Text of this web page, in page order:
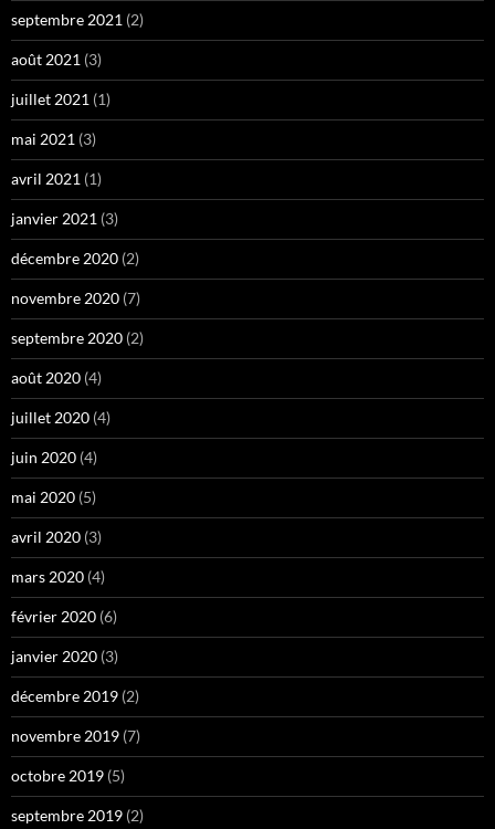
septembre 2021 (2)
août 2021 (3)
juillet 2021 (1)
mai 2021 (3)
avril 2021 (1)
janvier 2021 (3)
décembre 2020 (2)
novembre 2020 (7)
septembre 2020 (2)
août 2020 (4)
juillet 2020 (4)
juin 2020 (4)
mai 2020 (5)
avril 2020 (3)
mars 2020 (4)
février 2020 (6)
janvier 2020 (3)
décembre 2019 (2)
novembre 2019 (7)
octobre 2019 (5)
septembre 2019 (2)